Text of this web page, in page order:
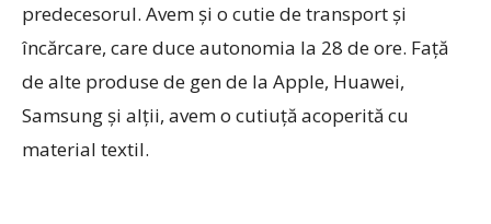
predecesorul. Avem şi o cutie de transport şi
încărcare, care duce autonomia la 28 de ore. Faţă
de alte produse de gen de la Apple, Huawei,
Samsung şi alţii, avem o cutiuţă acoperită cu
material textil.